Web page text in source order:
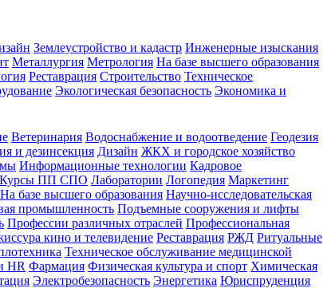
Землеустройство и кадастр Инженерные изыскания
Металлургия Метрология На базе высшего образования
Реставрация Строительство Техническое
Экологическая безопасность Экономика и
Ветеринария Водоснабжение и водоотведение Геодезия
и дезинсекция Дизайн ЖКХ и городское хозяйство
Информационные технологии Кадровое
Курсы ПП СПО Лаборатории Логопедия Маркетинг
На базе высшего образования Научно-исследовательская
промышленность Подъемные сооружения и лифты
Профессии различных отраслей Профессиональная
кино и телевидение Реставрация РЖД Ритуальные
Техническое обслуживание медицинской
HR Фармация Физическая культура и спорт Химическая
Электробезопасность Энергетика Юриспруденция